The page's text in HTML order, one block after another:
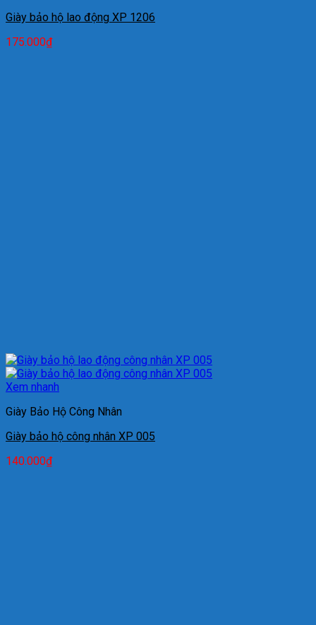
Giày bảo hộ lao động XP 1206
175.000₫
Xem nhanh
Giày Bảo Hộ Công Nhân
Giày bảo hộ công nhân XP 005
140.000₫